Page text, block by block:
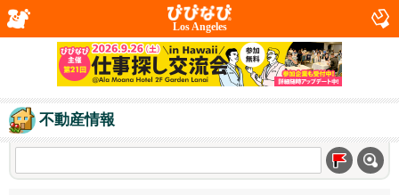
Los Angeles
不動産情報